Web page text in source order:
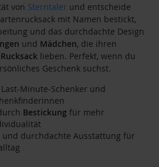
von Sterntaler und entscheide
mit Namen bestickt,
und das durchdachte Design
und Mädchen, die ihren
Rucksack lieben. Perfekt, wenn du
Geschenk suchst.
Minute-Schenker und
Bestickung für mehr
und durchdachte Ausstattung für